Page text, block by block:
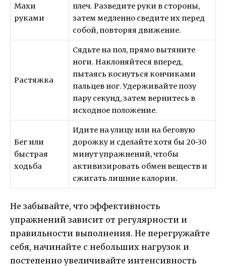
Махи
руками
плеч. Разведите руки в стороны,
затем медленно сведите их перед
собой, повторяя движение.
Растяжка
Сядьте на пол, прямо вытяните
ноги. Наклоняйтеся вперед,
пытаясь коснуться кончиками
пальцев ног. Удерживайте позу
пару секунд, затем вернитесь в
исходное положение.
Бег или
быстрая
ходьба
Идите на улицу или на беговую
дорожку и сделайте хотя бы 20-30
минут упражнений, чтобы
активизировать обмен веществ и
сжигать лишние калории.
Не забывайте, что эффективность
упражнений зависит от регулярности и
правильности выполнения. Не перегружайте
себя, начинайте с небольших нагрузок и
постепенно увеличивайте интенсивность